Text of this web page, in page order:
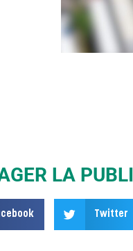
LA
Twitter